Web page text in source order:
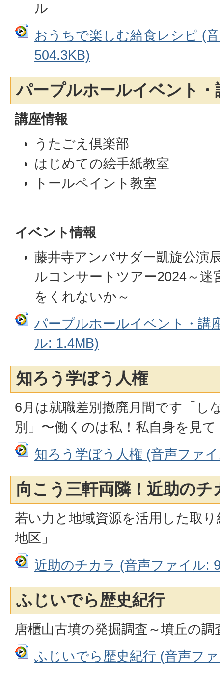
ル
おうちで楽しむ給食レシピ (
504.3KB)
パープルホールイベント・
講座情報
うたごえ倶楽部
はじめての絵手紙教室
トールペイント教室
イベント情報
藤井寺アンバサダー凱旋公演
ルコンサートツアー2024～
をくれないか～
パープルホールイベント・講
ル: 1.4MB)
知ろう学ぼう人権
6月は就職差別撤廃月間です「し
別」〜働くのは私！私自身を見
知ろう学ぼう人権 (音声ファ
向こう三軒両隣！近助のチ
若い力と地域資源を活用した取
地区」
近助のチカラ (音声ファイル:
ふじいでら歴史紀行
唐櫃山古墳の発掘調査～墳丘の調
ふじいでら歴史紀行 (音声フ